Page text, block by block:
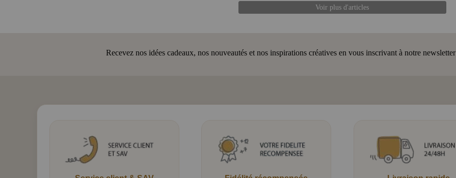
Voir plus d'articles
Recevez nos idées cadeaux, nos nouveautés et nos inspirations créatives en vous inscrivant à notre newsletter